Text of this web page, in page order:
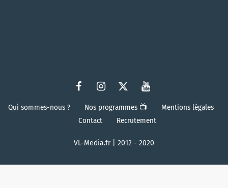
Qui sommes-nous ? Nos programmes 📺
Mentions légales
Contact
Recrutement
VL-Media.fr | 2012 - 2020